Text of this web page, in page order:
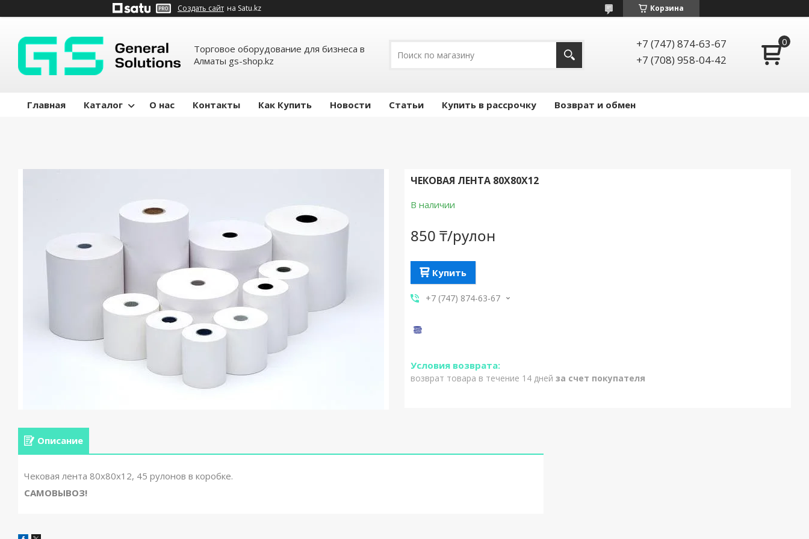
Создать сайт на Satu.kz Корзина
Торговое оборудование для бизнеса в
Алматы gs-shop.kz
+7 (747) 874-63-67
+7 (708) 958-04-42
Главная Каталог О нас Контакты Как Купить Новости Статьи Купить в рассрочку Возврат и обмен
ЧЕКОВАЯ ЛЕНТА 80Х80Х12
В наличии
850 ₸/рулон
Купить
+7 (747) 874-63-67
возврат товара в течение 14 дней за счет покупателя
Описание
Чековая лента 80х80х12, 45 рулонов в коробке.
САМОВЫВОЗ!